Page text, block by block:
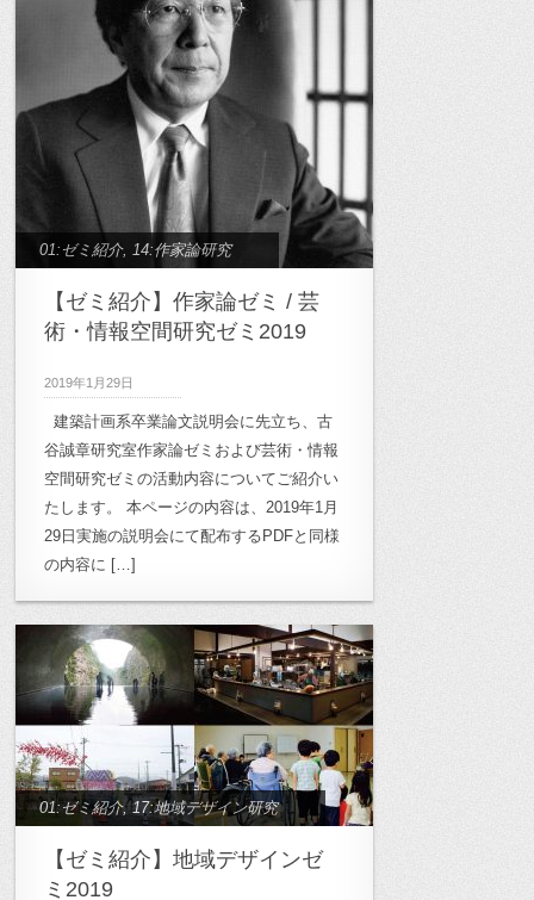
01:ゼミ紹介, 14:作家論研究
【ゼミ紹介】作家論ゼミ / 芸
術・情報空間研究ゼミ2019
2019年1月29日
建築計画系卒業論文説明会に先立ち、古
谷誠章研究室作家論ゼミおよび芸術・情報
空間研究ゼミの活動内容についてご紹介い
たします。 本ページの内容は、2019年1月
29日実施の説明会にて配布するPDFと同様
の内容に […]
01:ゼミ紹介,17:地域デザイン研究
【ゼミ紹介】地域デザインゼ
ミ2019